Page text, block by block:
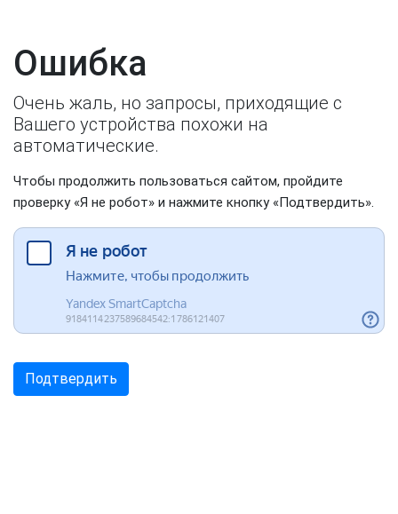
Ошибка
Очень жаль, но запросы, приходящие с
Вашего устройства похожи на
автоматические.
Чтобы продолжить пользоваться сайтом, пройдите
проверку «Я не робот» и нажмите кнопку «Подтвердить».